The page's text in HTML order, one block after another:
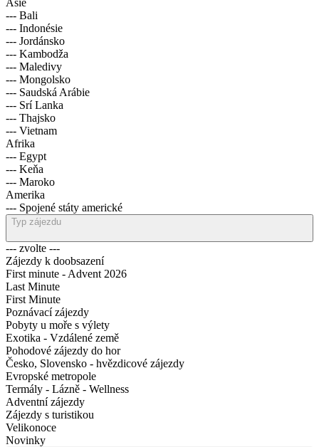
Asie
--- Bali
--- Indonésie
--- Jordánsko
--- Kambodža
--- Maledivy
--- Mongolsko
--- Saudská Arábie
--- Srí Lanka
--- Thajsko
--- Vietnam
Afrika
--- Egypt
--- Keňa
--- Maroko
Amerika
--- Spojené státy americké
Typ zájezdu
--- zvolte ---
Zájezdy k doobsazení
First minute - Advent 2026
Last Minute
First Minute
Poznávací zájezdy
Pobyty u moře s výlety
Exotika - Vzdálené země
Pohodové zájezdy do hor
Česko, Slovensko - hvězdicové zájezdy
Evropské metropole
Termály - Lázně - Wellness
Adventní zájezdy
Zájezdy s turistikou
Velikonoce
Novinky